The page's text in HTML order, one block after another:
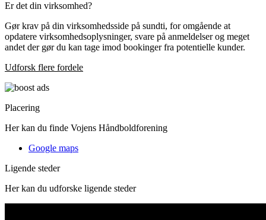
Er det din virksomhed?
Gør krav på din virksomhedsside på sundti, for omgående at
opdatere virksomhedsoplysninger, svare på anmeldelser og meget
andet der gør du kan tage imod bookinger fra potentielle kunder.
Udforsk flere fordele
Placering
Her kan du finde Vojens Håndboldforening
Google maps
Ligende steder
Her kan du udforske ligende steder